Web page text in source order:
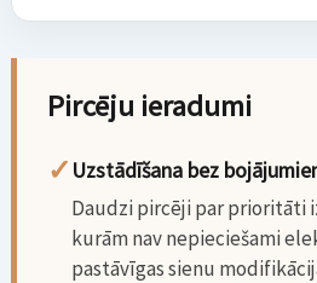
Pircēju ieradumi
✓ Uzstādīšana bez
Daudzi pircēji par prioritāti
kurām nav nepieciešami
pastāvīgas sienu